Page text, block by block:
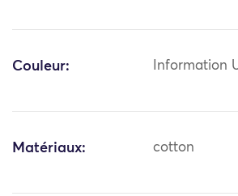
Couleur: Information
Matériaux: cotton